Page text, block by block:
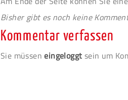
Bisher gibt es noch keine
Kommentar verfassen
Sie müsseneingeloggt sein um